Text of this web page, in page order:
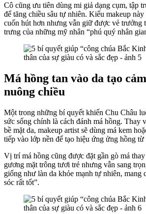
Cô cũng ưu tiên dùng mi giả dạng cụm, tập
để tăng chiều sâu tự nhiên. Kiểu makeup
cuốn hút hơn nhưng vẫn giữ được vẻ trưởng
trưng của những mỹ nhân “phú quý nhân
Má hồng tan vào da tạo
nuông chiều
Một trong những bí quyết khiến Chu Châu
sức sống chính là cách đánh má hồng. Thay
bề mặt da, makeup artist sẽ dùng má kem
tiếp vào lớp nền để tạo hiệu ứng ửng hồng từ
Vị trí má hồng cũng được đặt gần gò má
gương mặt trông tươi trẻ nhưng vẫn sang
giống như làn da khỏe mạnh tự nhiên, mang
sóc rất tốt”.